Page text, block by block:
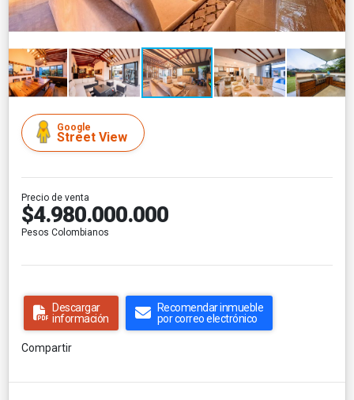
Google
Street View
Precio de venta
$4.980.000.000
Pesos Colombianos
Descargar
información
Recomendar inmueble
por correo electrónico
Compartir